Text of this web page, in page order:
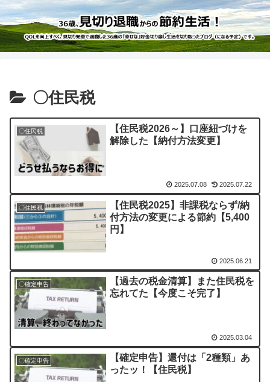
〇住民税
〇住民税
【住民税2026～】口座紐づけを
解除した【納付方法変更】
2025.07.08 2025.07.22
〇住民税
【住民税2025】非課税ならず/納
付方法の変更による節約【5,400
円】
2025.06.21
〇確定申告
【過去の税金清算】また住民税を
忘れてた【今度こそ完了】
2025.03.04
〇確定申告
【確定申告】還付は「2種類」あ
ったッ！【住民税】